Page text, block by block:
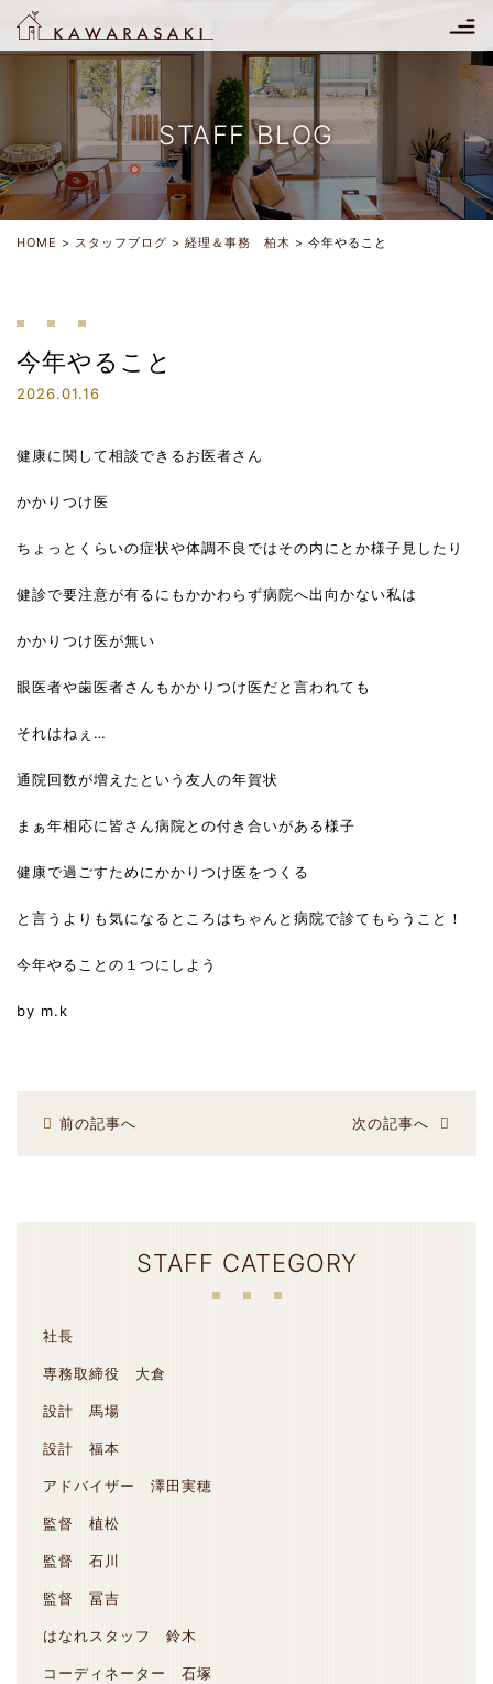
STAFF BLOG
HOME スタッフブログ 経理＆事務 柏木 今年やること
今年やること
2026.01.16
健康に関して相談できるお医者さん
かかりつけ医
ちょっとくらいの症状や体調不良ではその内にとか様子見したり
健診で要注意が有るにもかかわらず病院へ出向かない私は
かかりつけ医が無い
眼医者や歯医者さんもかかりつけ医だと言われても
それはねぇ…
通院回数が増えたという友人の年賀状
まぁ年相応に皆さん病院との付き合いがある様子
健康で過ごすためにかかりつけ医をつくる
と言うよりも気になるところはちゃんと病院で診てもらうこと！
今年やることの１つにしよう
by m.k
前の記事へ 次の記事へ
STAFF CATEGORY
社長
専務取締役 大倉
設計 馬場
設計 福本
アドバイザー 澤田実穂
監督 植松
監督 石川
監督 冨吉
はなれスタッフ 鈴木
コーディネーター 石塚